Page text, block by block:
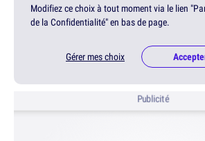
Modifiez ce choix à tout moment via le lien
de la Confidentialité" en bas de page.
Gérer mes choix
Publicité